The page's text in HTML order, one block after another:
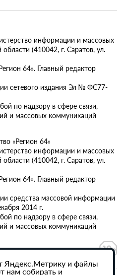
информации и массовых
(410042, г. Саратов, ул.
64». Главный редактор
сетевого издания Эл № ФС77-
по надзору в сфере связи,
и массовых коммуникаций
«Регион 64»
информации и массовых
(410042, г. Саратов, ул.
64». Главный редактор
средства массовой информации
2014 г.
по надзору в сфере связи,
и массовых коммуникаций
персональных данных
Яндекс.Метрику и файлы
нам собирать и